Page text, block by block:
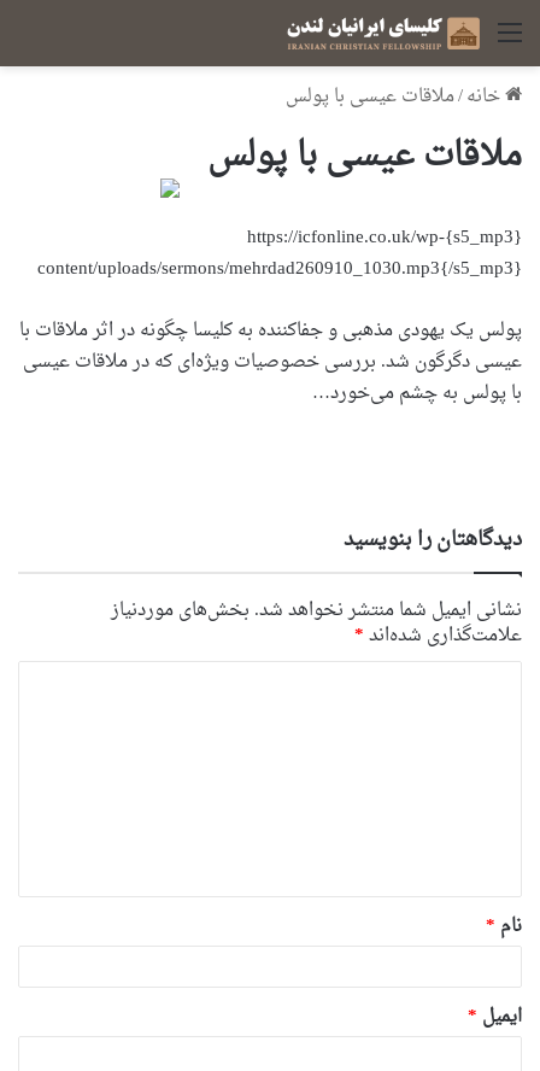
منو
خانه/ملاقات عیسی با پولس
ملاقات عیسی با پولس
{s5_mp3}https://icfonline.co.uk/wp-
content/uploads/sermons/mehrdad260910_1030.mp3{/s5_mp3}
پولس یک یهودی مذهبی و جفاکننده به کلیسا چگونه در اثر ملاقات با
عیسی دگرگون شد. بررسی خصوصیات ویژه‌ای که در ملاقات عیسی
با پولس به چشم می‌خورد…
دیدگاهتان را بنویسید
نشانی ایمیل شما منتشر نخواهد شد. بخش‌های موردنیاز
علامت‌گذاری شده‌اند*
*
نام *
ایمیل *